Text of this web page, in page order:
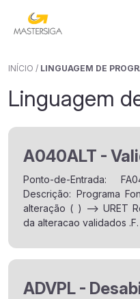
INÍCIO / LINGUAGEM DE
Linguagem
A040ALT -
Ponto-de-Entrada:
Descrição: Programa
alteração ( ) --> URET
da alteracao validados
ADVPL -